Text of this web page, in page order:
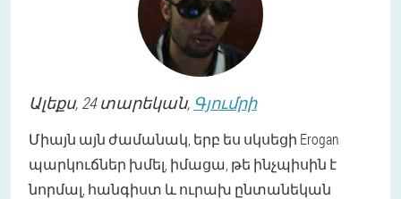
Ալեքս, 24 տարեկան, Գյումրի
Միայն այն ժամանակ, երբ ես սկսեցի Erogan
պարկուճներ խմել, իմացա, թե ինչպիսին է
նորմալ, հանգիստ և ուրախ ընտանեկան